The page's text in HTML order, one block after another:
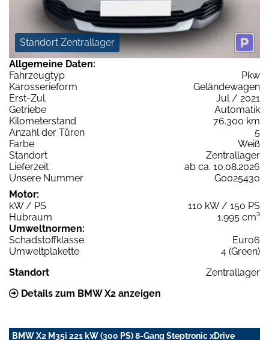
Standort Zentrallager
Allgemeine Daten:
Fahrzeugtyp
Pkw
Karosserieform
Geländewagen
Erst-Zul.
Jul / 2021
Getriebe
Automatik
Kilometerstand
76.300 km
Anzahl der Türen
5
Farbe
Weiß
Standort
Zentrallager
Lieferzeit
ab ca. 10.08.2026
Unsere Nummer
G0025430
Motor:
kW / PS
110 kW / 150 PS
Hubraum
1.995 cm³
Umweltnormen:
Schadstoffklasse
Euro6
Umweltplakette
4 (Green)
Standort
Zentrallager
Details zum BMW X2 anzeigen
BMW X2 M35i 221 kW (300 PS) 8-Gang Steptronic xDrive